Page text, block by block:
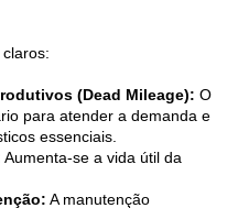
(Dead Mileage): O
para atender a demanda e
essenciais.
Aumenta-se a vida útil da
A manutenção